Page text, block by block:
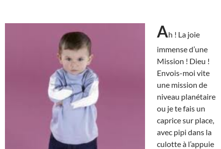
Ah ! La joie
immense d’une
Mission ! Dieu !
Envois-moi vite
une mission de
niveau planétaire
ou je te fais un
caprice sur place,
avec pipi dans la
culotte à l’appuie